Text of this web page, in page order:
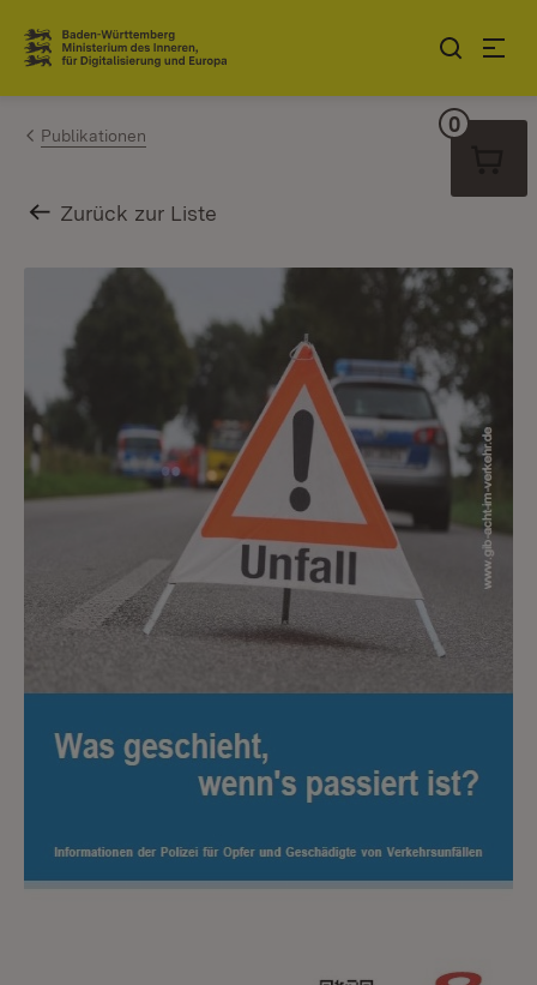
Zum Inhalt springen
Link zur Startseite
Publikationen
Zurück zur Liste
0